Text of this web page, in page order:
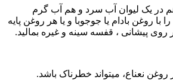
هم در یک لیوان آب سرد و هم آب گرم
با روغن بادام یا جوجوبا و یا هر روغن پایه
روی پیشانی ، قفسه سینه و غیره بمالید.
نعناع، میتواند خطرناک باشد.